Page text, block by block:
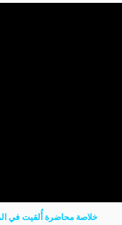
خلاصة محاضرة أُلقيت في